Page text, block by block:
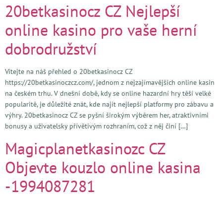
20betkasinocz CZ Nejlepší
online kasino pro vaše herní
dobrodružství
Vítejte na náš přehled o 20betkasinocz CZ
https://20betkasinoczcz.com/, jednom z nejzajímavějších online kasin
na českém trhu. V dnešní době, kdy se online hazardní hry těší velké
popularitě, je důležité znát, kde najít nejlepší platformy pro zábavu a
výhry. 20betkasinocz CZ se pyšní širokým výběrem her, atraktivními
bonusy a uživatelsky přívětivým rozhraním, což z něj činí […]
Magicplanetkasinozc CZ
Objevte kouzlo online kasina
-1994087281